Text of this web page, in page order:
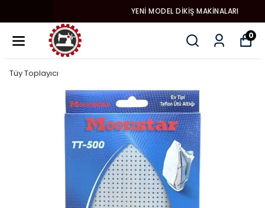
YENI MODEL DIKIŞ MAKINALARI
0
Tüy Toplayıcı